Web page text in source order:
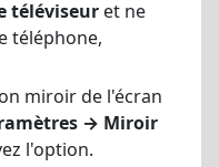
téléviseur et ne
téléphone,
miroir de l'écran
→ Miroir
l'option.